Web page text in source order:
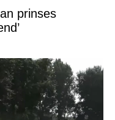
prinses